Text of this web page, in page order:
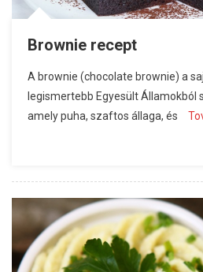
Brownie recept
A brownie (chocolate brownie) a
legismertebb Egyesült Államokból
amely puha, szaftos állaga, és